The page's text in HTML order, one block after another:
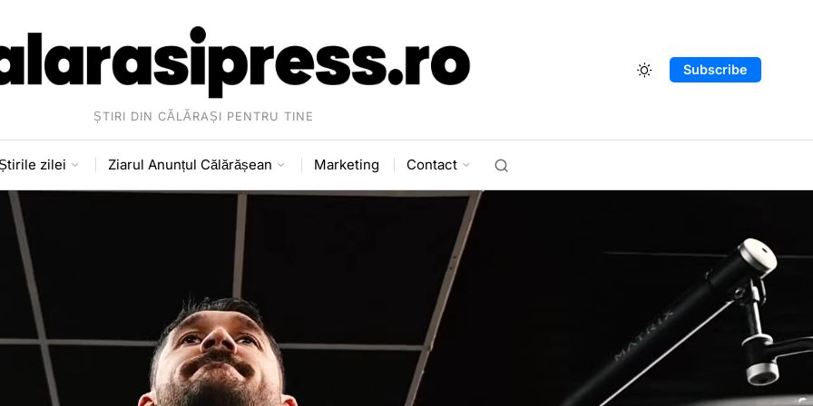
ȘTIRI DIN CĂLĂRAȘI PENTRU TINE
Subscribe
zilei Ziarul Anunțul Călărășean Marketing Contact